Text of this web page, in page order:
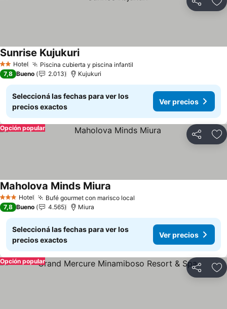
Compartir
2 Estrellas
Hotel Piscina cubierta y piscina infantil
Sunrise Kujukuri
7,8 Bueno 2.013 Kujukuri
Seleccioná las fechas para ver los
precios exactos
Ver precios
Compartir
Opción popular
3 Estrellas
Hotel Bufé gourmet con marisco local
Maholova Minds Miura
7,8 Bueno 4.565 Miura
Seleccioná las fechas para ver los
precios exactos
Ver precios
Compartir
Opción popular